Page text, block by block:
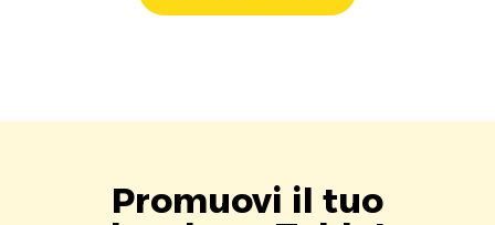
Promuovi il tuo